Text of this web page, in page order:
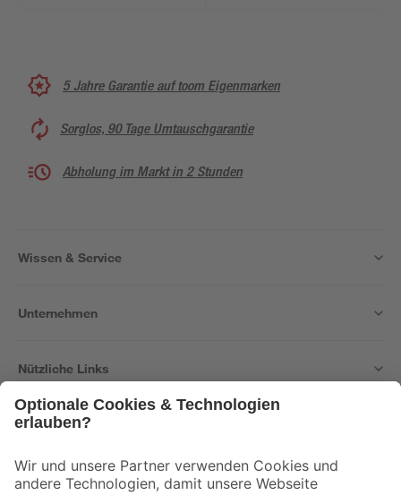
5 Jahre Garantie auf toom Eigenmarken
Sorglos, 90 Tage Umtauschgarantie
Abholung im Markt in 2 Stunden
Wissen & Service
Unternehmen
Nützliche Links
Der toom Newsletter: Keine Angebote und Aktionen mehr verpassen!